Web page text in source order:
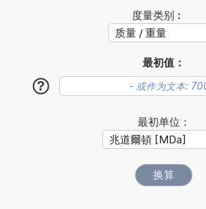
度量类别︰
最初值：
?
最初单位：